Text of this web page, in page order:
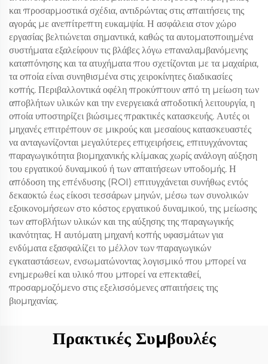
και προσαρμοστικά σχέδια, αντιδρώντας στις απαιτήσεις της
αγοράς με ανεπίτρεπτη ευκαμψία. Η ασφάλεια στον χώρο
εργασίας βελτιώνεται σημαντικά, καθώς τα αυτοματοποιημένα
συστήματα εξαλείφουν τις βλάβες λόγω επαναλαμβανόμενης
καταπόνησης και τα ατυχήματα που σχετίζονται με τα μαχαίρια,
τα οποία είναι συνηθισμένα στις χειροκίνητες διαδικασίες
κοπής. Περιβαλλοντικά οφέλη προκύπτουν από τη μείωση των
αποβλήτων υλικών και την ενεργειακά αποδοτική λειτουργία, η
οποία υποστηρίζει βιώσιμες πρακτικές κατασκευής. Αυτές οι
μηχανές επιτρέπουν σε μικρούς και μεσαίους κατασκευαστές
να ανταγωνίζονται μεγαλύτερες επιχειρήσεις, επιτυγχάνοντας
παραγωγικότητα βιομηχανικής κλίμακας χωρίς ανάλογη αύξηση
του εργατικού δυναμικού ή των απαιτήσεων υποδομής. Η
απόδοση της επένδυσης (ROI) επιτυγχάνεται συνήθως εντός
δεκαοκτώ έως είκοσι τεσσάρων μηνών, μέσω των συνολικών
εξοικονομήσεων στο κόστος εργατικού δυναμικού, της μείωσης
των αποβλήτων υλικών και της αύξησης της παραγωγικής
ικανότητας. Η αυτόματη μηχανή κοπής υφασμάτων για
ενδύματα εξασφαλίζει το μέλλον των παραγωγικών
εγκαταστάσεων, ενσωματώνοντας λογισμικό που μπορεί να
ενημερωθεί και υλικό που μπορεί να επεκταθεί,
προσαρμοζόμενο στις εξελισσόμενες απαιτήσεις της
βιομηχανίας.
Πρακτικές Συμβουλές